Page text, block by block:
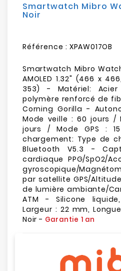
Smartwatch Mibro
Noir
Référence : XPAW017OB
Smartwatch Mibro
AMOLED 1.32" (466 x
353) - Matériel: Acier
polymère renforcé de
Corning Gorilla -
Mode veille : 60 jours /
jours / Mode GPS :
chargement: Type de
Bluetooth V5.3 -
cardiaque PPG/SpO2/
gyroscopique/
par satellite GPS/
de lumière ambiante/
ATM - Silicone
Largeur : 22 mm,
Noir - Garantie 1 an